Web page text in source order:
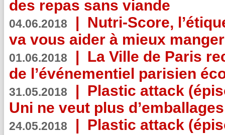
des repas sans viande
04.06.2018 | Nutri-Score,
va vous aider à mieux
01.06.2018 | La Ville de Paris
de l’événementiel parisien
31.05.2018 | Plastic attack
Uni ne veut plus
24.05.2018 | Plastic attack